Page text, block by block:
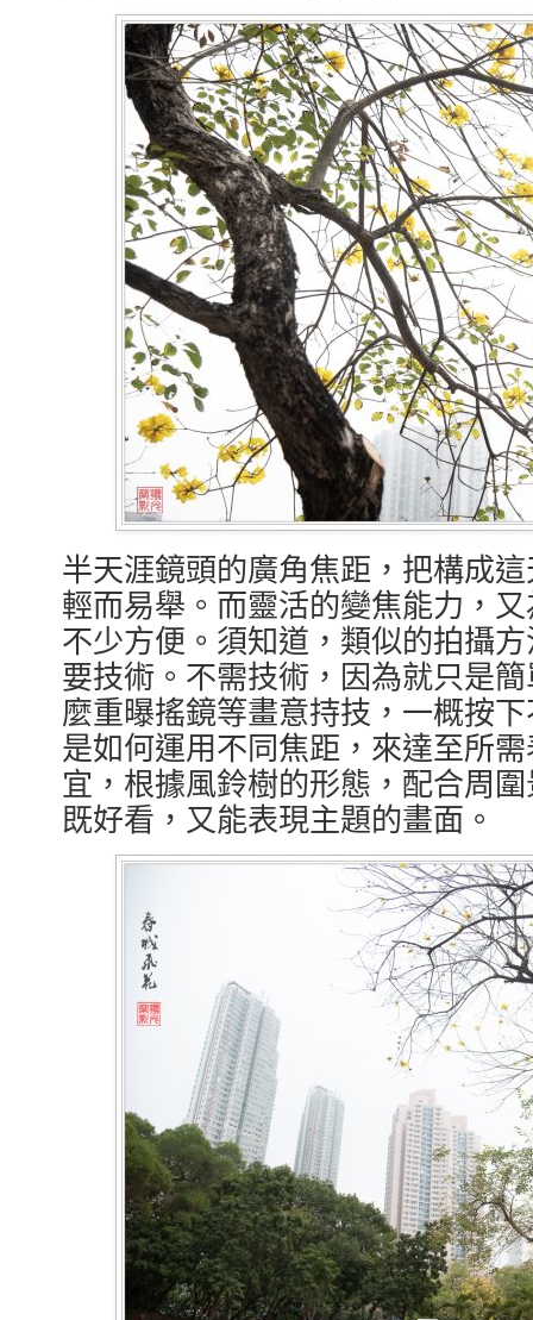
半天涯鏡頭的廣角焦距，把構成
輕而易舉。而靈活的變焦能力，
不少方便。須知道，類似的拍攝
要技術。不需技術，因為就只是
麼重曝搖鏡等畫意持技，一概按
是如何運用不同焦距，來達至所
宜，根據風鈴樹的形態，配合周
既好看，又能表現主題的畫面。